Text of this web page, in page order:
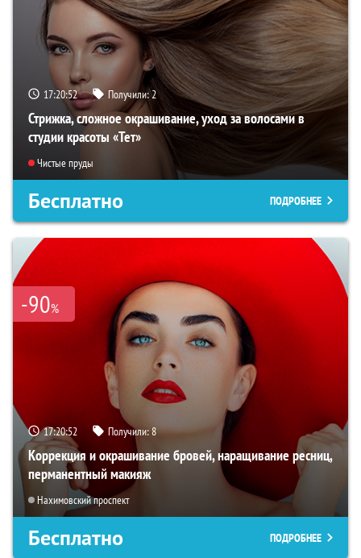
17:20:51 Получили:2
Стрижка, сложное окрашивание, уход за волосами в
студии красоты «Тет»
Чистые пруды
Бесплатно ПОДРОБНЕЕ
-90%
17:20:51 Получили:8
Коррекция и окрашивание бровей, наращивание ресниц,
перманентный макияж
Нахимовский проспект
Бесплатно ПОДРОБНЕЕ